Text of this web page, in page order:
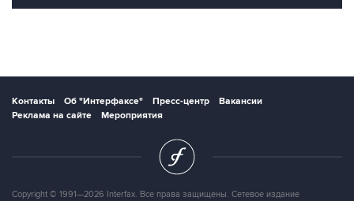
Контакты Об "Интерфаксе" Пресс-центр
Вакансии
Реклама на сайте
Мероприятия
Copyright © 1991—2026 Interfax. Все права защищены. Сетевое издание